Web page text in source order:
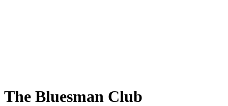
The Bluesman Club